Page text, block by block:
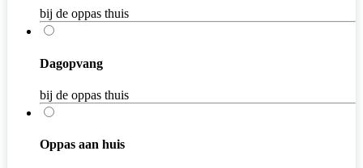
bij de oppas thuis
Dagopvang
bij de oppas thuis
Oppas aan huis